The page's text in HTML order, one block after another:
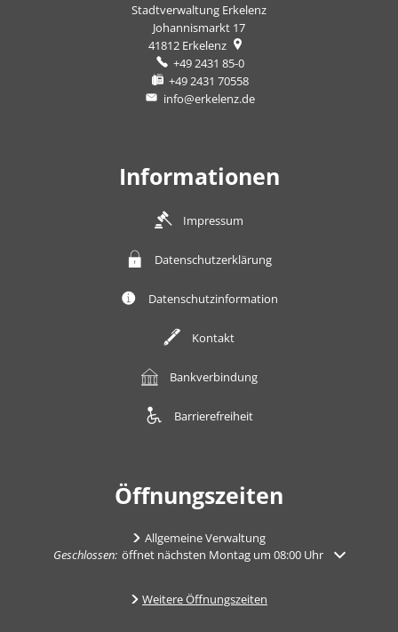
Stadtverwaltung Erkelenz
Johannismarkt 17
41812 Erkelenz
+49 2431 85-0
+49 2431 70558
info@erkelenz.de
Informationen
Impressum
Datenschutzerklärung
Datenschutzinformation
Kontakt
Bankverbindung
Barrierefreiheit
Öffnungszeiten
Allgemeine Verwaltung
Klicken, um weitere Öffnungs- oder Schließzeiten auszublenden
Geschlossen: öffnet nächsten Montag um 08:00 Uhr
Weitere Öffnungszeiten